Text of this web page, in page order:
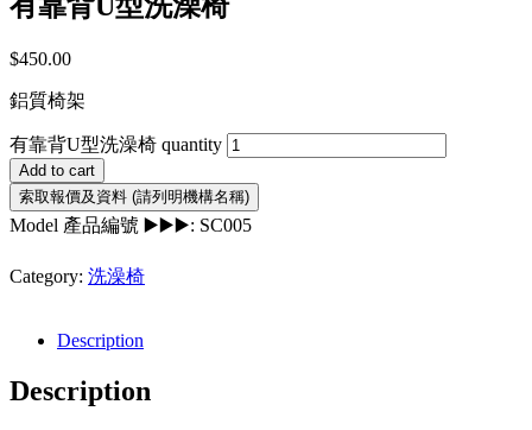
$450.00
鋁質椅架
有靠背U型洗澡椅 quantity
Add to cart
Model 產品編號 ▶️▶️▶️: SC005
Category: 洗澡椅
Description
Description